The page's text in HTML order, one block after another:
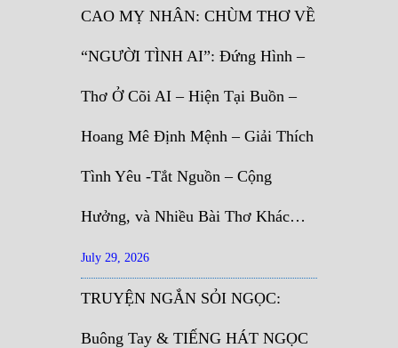
CAO MỴ NHÂN: CHÙM THƠ VỀ
“NGƯỜI TÌNH AI”: Đứng Hình –
Thơ Ở Cõi AI – Hiện Tại Buồn –
Hoang Mê Định Mệnh – Giải Thích
Tình Yêu -Tắt Nguồn – Cộng
Hưởng, và Nhiều Bài Thơ Khác…
July 29, 2026
TRUYỆN NGẮN SỎI NGỌC:
Buông Tay & TIẾNG HÁT NGỌC